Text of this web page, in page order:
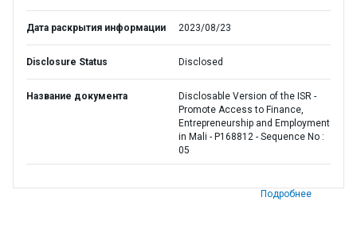
Дата раскрытия информации 2023/08/23
Disclosure Status Disclosed
Название документа
Disclosable Version of the ISR -
Promote Access to Finance,
Entrepreneurship and Employment
in Mali - P168812 - Sequence No :
05
Подробнее